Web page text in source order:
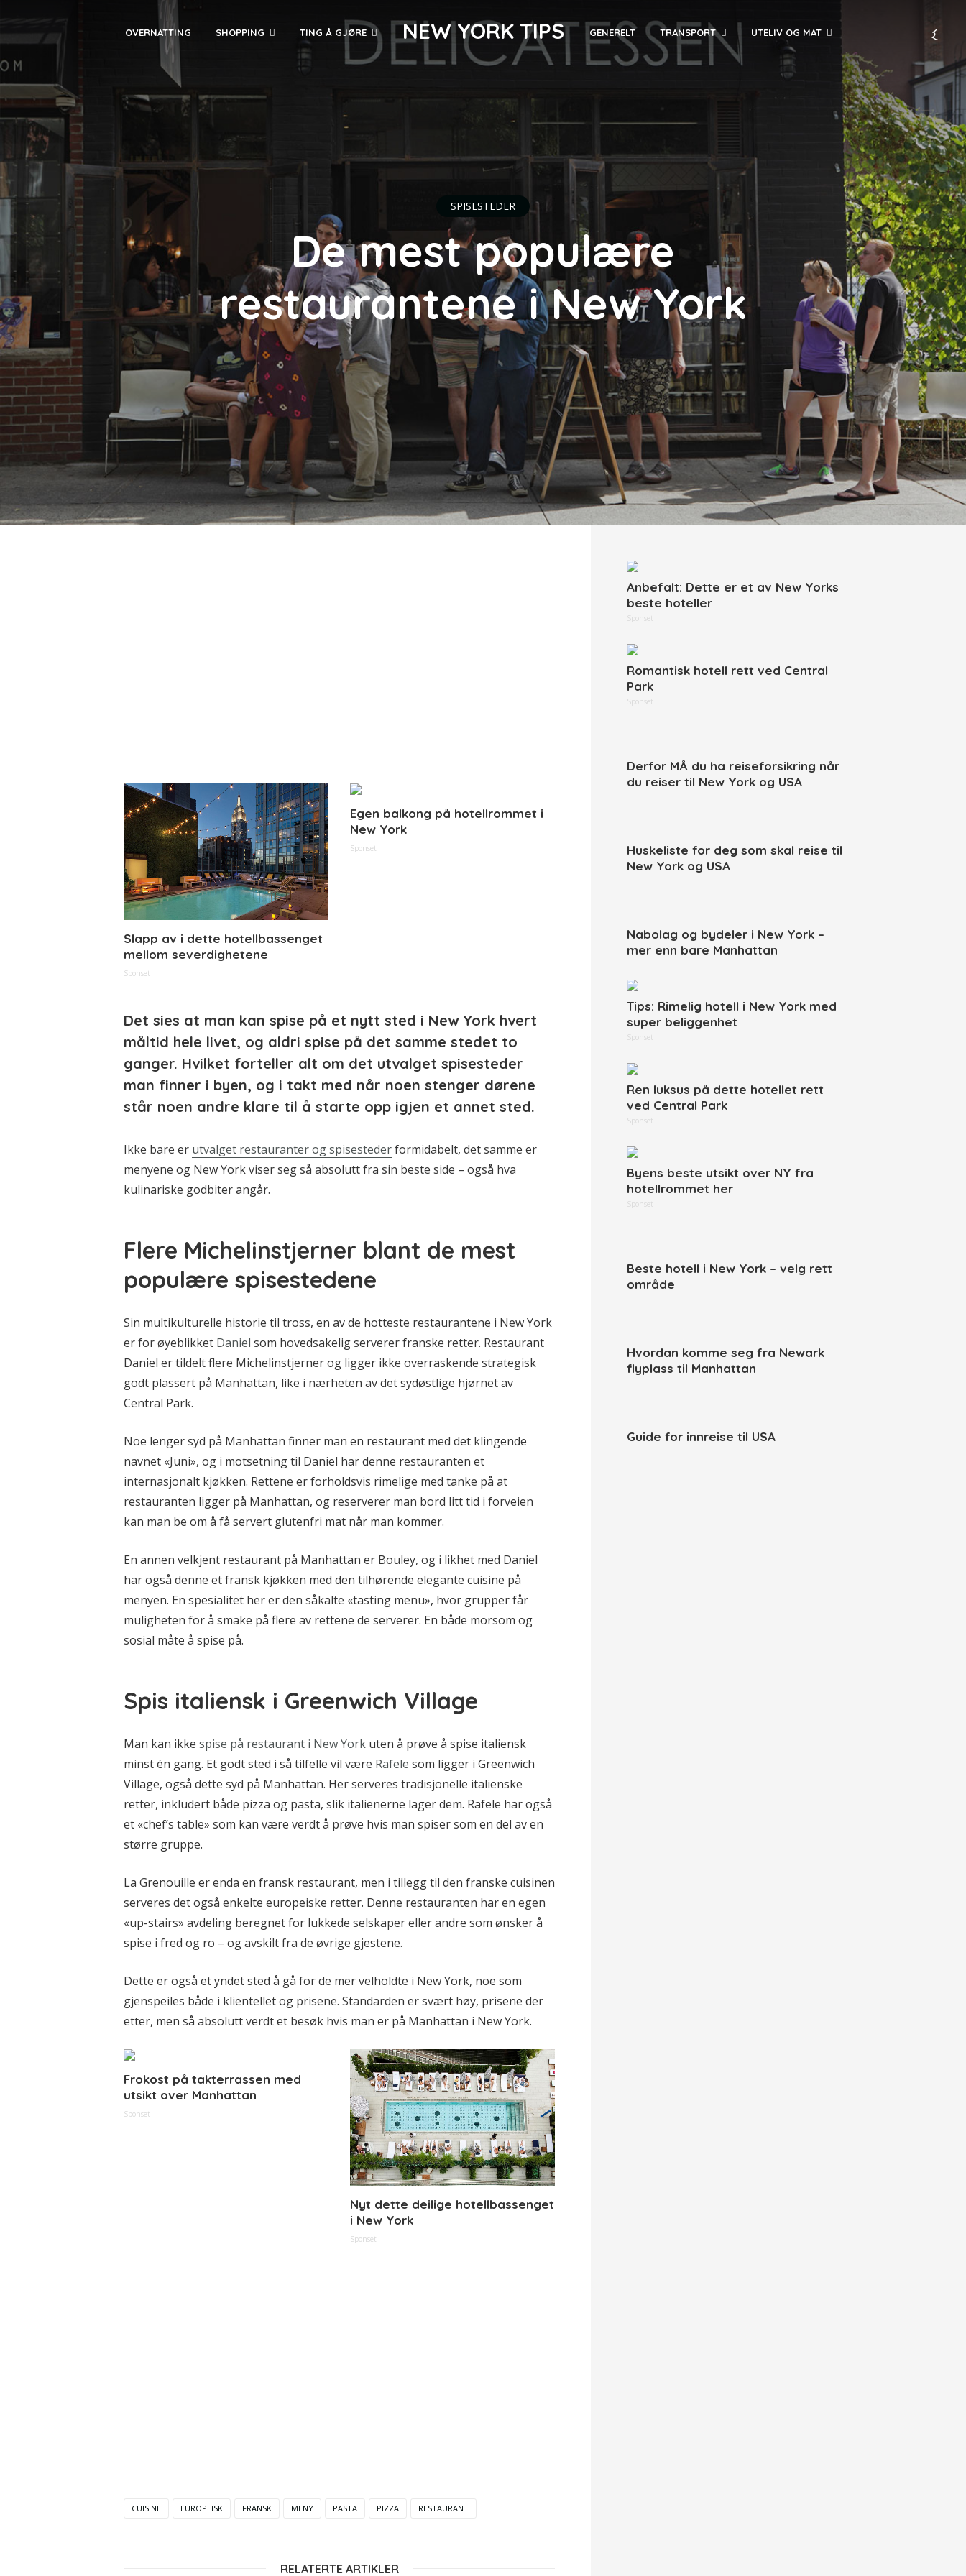
OVERNATTING SHOPPING TING Å GJØRE NEW YORK TIPS GENERELT TRANSPORT UTELIV OG MAT
SPISESTEDER
De mest populære
restaurantene i New York
Slapp av i dette hotellbassenget
mellom severdighetene
Sponset
Egen balkong på hotellrommet i
New York
Sponset
Det sies at man kan spise på et nytt sted i New York hvert
måltid hele livet, og aldri spise på det samme stedet to
ganger. Hvilket forteller alt om det utvalget spisesteder
man finner i byen, og i takt med når noen stenger dørene
står noen andre klare til å starte opp igjen et annet sted.
Ikke bare er utvalget restauranter og spisestederformidabelt, det samme er
menyene og New York viser seg så absolutt fra sin beste side – også hva
kulinariske godbiter angår.
Flere Michelinstjerner blant de mest
populære spisestedene
Sin multikulturelle historie til tross, en av de hotteste restaurantene i New York
er for øyeblikket Daniel som hovedsakelig serverer franske retter. Restaurant
Daniel er tildelt flere Michelinstjerner og ligger ikke overraskende strategisk
godt plassert på Manhattan, like i nærheten av det sydøstlige hjørnet av
Central Park.
Noe lenger syd på Manhattan finner man en restaurant med det klingende
navnet «Juni», og i motsetning til Daniel har denne restauranten et
internasjonalt kjøkken. Rettene er forholdsvis rimelige med tanke på at
restauranten ligger på Manhattan, og reserverer man bord litt tid i forveien
kan man be om å få servert glutenfri mat når man kommer.
En annen velkjent restaurant på Manhattan er Bouley, og i likhet med Daniel
har også denne et fransk kjøkken med den tilhørende elegante cuisine på
menyen. En spesialitet her er den såkalte «tasting menu», hvor grupper får
muligheten for å smake på flere av rettene de serverer. En både morsom og
sosial måte å spise på.
Spis italiensk i Greenwich Village
Man kan ikke spise på restaurant i New York uten å prøve å spise italiensk
minst én gang. Et godt sted i så tilfelle vil være Rafele som ligger i Greenwich
Village, også dette syd på Manhattan. Her serveres tradisjonelle italienske
retter, inkludert både pizza og pasta, slik italienerne lager dem. Rafele har også
et «chef’s table» som kan være verdt å prøve hvis man spiser som en del av en
større gruppe.
La Grenouille er enda en fransk restaurant, men i tillegg til den franske cuisinen
serveres det også enkelte europeiske retter. Denne restauranten har en egen
«up-stairs» avdeling beregnet for lukkede selskaper eller andre som ønsker å
spise i fred og ro – og avskilt fra de øvrige gjestene.
Dette er også et yndet sted å gå for de mer velholdte i New York, noe som
gjenspeiles både i klientellet og prisene. Standarden er svært høy, prisene der
etter, men så absolutt verdt et besøk hvis man er på Manhattan i New York.
Frokost på takterrassen med
utsikt over Manhattan
Sponset
Nyt dette deilige hotellbassenget
i New York
Sponset
CUISINE EUROPEISK FRANSK MENY PASTA PIZZA RESTAURANT
RELATERTE ARTIKLER
Anbefalt: Dette er et av New Yorks
beste hoteller
Sponset
Romantisk hotell rett ved Central
Park
Sponset
Derfor MÅ du ha reiseforsikring når
du reiser til New York og USA
Huskeliste for deg som skal reise til
New York og USA
Nabolag og bydeler i New York –
mer enn bare Manhattan
Tips: Rimelig hotell i New York med
super beliggenhet
Sponset
Ren luksus på dette hotellet rett
ved Central Park
Sponset
Byens beste utsikt over NY fra
hotellrommet her
Sponset
Beste hotell i New York – velg rett
område
Hvordan komme seg fra Newark
flyplass til Manhattan
Guide for innreise til USA